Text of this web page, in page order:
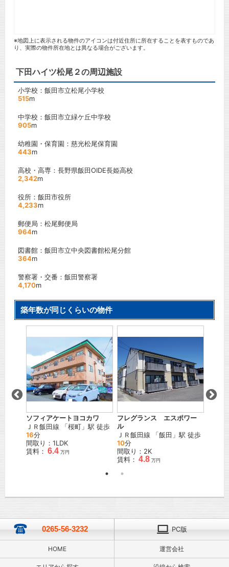
※地図上に表示される物件のアイコンは付近住所に所在することを表すものであ
り、実際の物件所在地とは異なる場合がございます。
下田ハイツ松尾２の周辺施設
小学校：飯田市立松尾小学校
515m
中学校：飯田市立緑ケ丘中学校
905m
幼稚園・保育園：慈光松尾保育園
443m
高校・高専：長野県飯田OIDE長姫高校
2,342m
役所：飯田市役所
4,233m
郵便局：松尾郵便局
964m
図書館：飯田市立中央図書館松尾分館
364m
警察署・交番：飯田警察署
4,170m
築年数が同じくらいの物件
ソフィアケートヨコカワ
ＪＲ飯田線 「桜町 」駅 徒歩
16分
間取り：1LDK
賃料： 6.4 万円
フレグランス エスポワー
ル
ＪＲ飯田線 「飯田 」駅 徒歩
10分
間取り：2K
賃料： 4.8 万円
0265-56-3232 PC版
HOME 運営会社